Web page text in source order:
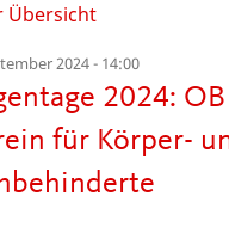
Übersicht
2024 - 14:00
2024:
für Körper-